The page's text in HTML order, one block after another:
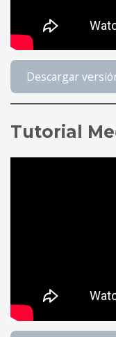
Descargar
Tutorial